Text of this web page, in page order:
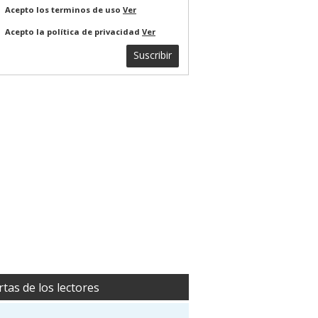
Acepto los terminos de uso Ver
Acepto la política de privacidad Ver
Suscribir
de los lectores